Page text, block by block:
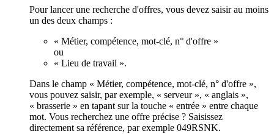
Pour lancer une recherche d'offres, vous devez saisir au moins
un des deux champs :
« Métier, compétence, mot-clé, n° d'offre »
ou
« Lieu de travail ».
Dans le champ « Métier, compétence, mot-clé, n° d'offre »,
vous pouvez saisir, par exemple, « serveur », « anglais »,
« brasserie » en tapant sur la touche « entrée » entre chaque
mot. Vous recherchez une offre précise ? Saisissez
directement sa référence, par exemple 049RSNK.